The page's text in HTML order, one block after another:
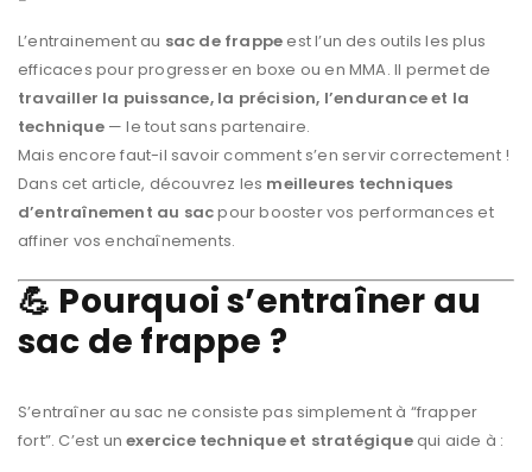
L’entrainement au sac de frappe est l’un des outils les plus
efficaces pour progresser en boxe ou en MMA. Il permet de
travailler la puissance, la précision, l’endurance et la
technique— le tout sans partenaire.
Mais encore faut-il savoir comment s’en servir correctement !
Dans cet article, découvrez les meilleures techniques
d’entraînement au sacpour booster vos performances et
affiner vos enchaînements.
💪 Pourquoi s’entraîner au
sac de frappe ?
S’entraîner au sac ne consiste pas simplement à “frapper
fort”. C’est unexercice technique et stratégiquequi aide à :